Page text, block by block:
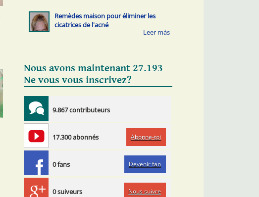
Remèdes maison pour éliminer les
cicatrices de l'acné
Nous avons maintenant 27.193
Ne vous vous inscrivez?
9.867 contributeurs
17.300 abonnés Abonne-toi
0 fans Devenir fan
0 suiveurs Nous suivre